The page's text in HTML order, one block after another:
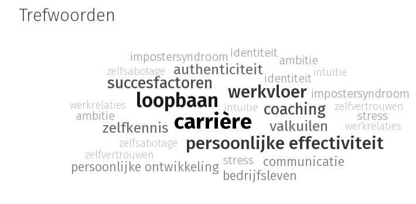
Trefwoorden
carrière
loopbaan
persoonlijke effectiviteit
werkvloer
succesfactoren
coaching
authenticiteit
valkuilen
zelfkennis
communicatie
bedrijfsleven
persoonlijke ontwikkeling
zelfsabotage
identiteit
ambitie
impostersyndroom
intuïtie
zelfvertrouwen stress
werkrelaties
zelfsabotage
identiteit
ambitie
impostersyndroom
intuïtie
zelfvertrouwen
stress
werkrelaties